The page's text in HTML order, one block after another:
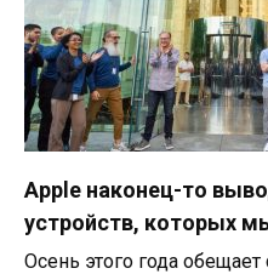
Apple наконец-то
устройств, которых
Осень этого года